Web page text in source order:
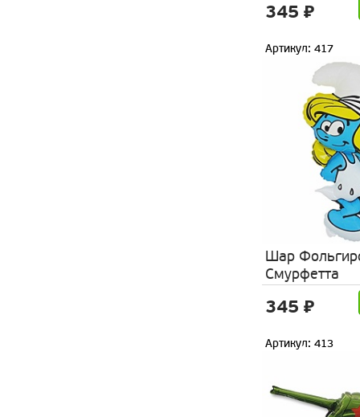
345 ₽
Артикул: 417
Шар
Смурфетта
345 ₽
Артикул: 413